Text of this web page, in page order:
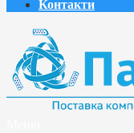
Контакти